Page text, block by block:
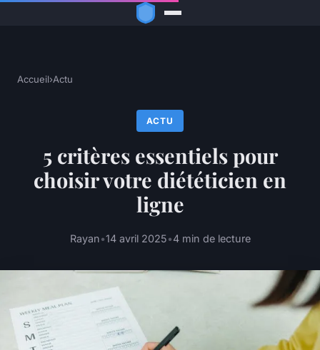
Accueil›Actu
ACTU
5 critères essentiels pour
choisir votre diététicien en
ligne
Rayan•14 avril 2025•4 min de lecture